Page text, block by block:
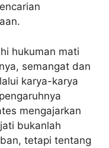
hukuman mati
semangat dan
karya-karya
mengajarkan
bukanlah
tetapi tentang